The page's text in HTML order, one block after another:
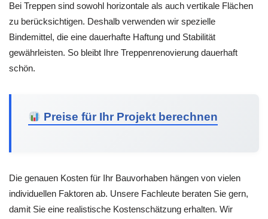
Bei Treppen sind sowohl horizontale als auch vertikale Flächen
zu berücksichtigen. Deshalb verwenden wir spezielle
Bindemittel, die eine dauerhafte Haftung und Stabilität
gewährleisten. So bleibt Ihre Treppenrenovierung dauerhaft
schön.
Preise für Ihr Projekt berechnen
Die genauen Kosten für Ihr Bauvorhaben hängen von vielen
individuellen Faktoren ab. Unsere Fachleute beraten Sie gern,
damit Sie eine realistische Kostenschätzung erhalten. Wir